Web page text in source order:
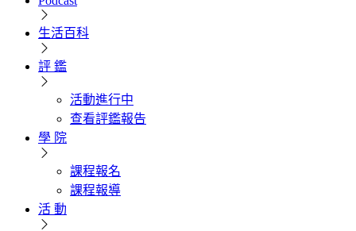
生活百科
評 鑑
活動進行中
查看評鑑報告
學 院
課程報名
課程報導
活 動